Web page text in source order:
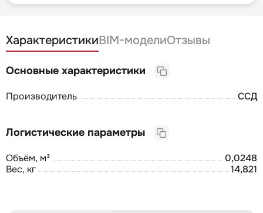
ХарактеристикиBIM-моделиОтзывы
Основные характеристики
Производитель ССД
Логистические параметры
Объём, м³
0,0248
Вес, кг
14,821